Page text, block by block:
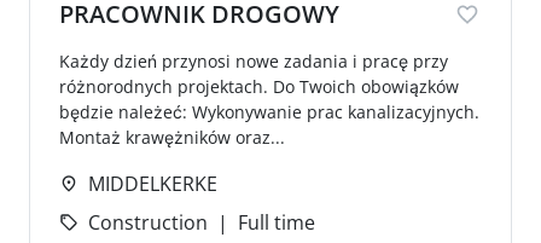
PRACOWNIK DROGOWY
Każdy dzień przynosi nowe zadania i pracę przy
różnorodnych projektach. Do Twoich obowiązków
będzie należeć: Wykonywanie prac kanalizacyjnych.
Montaż krawężników oraz...
MIDDELKERKE
Construction
Full time